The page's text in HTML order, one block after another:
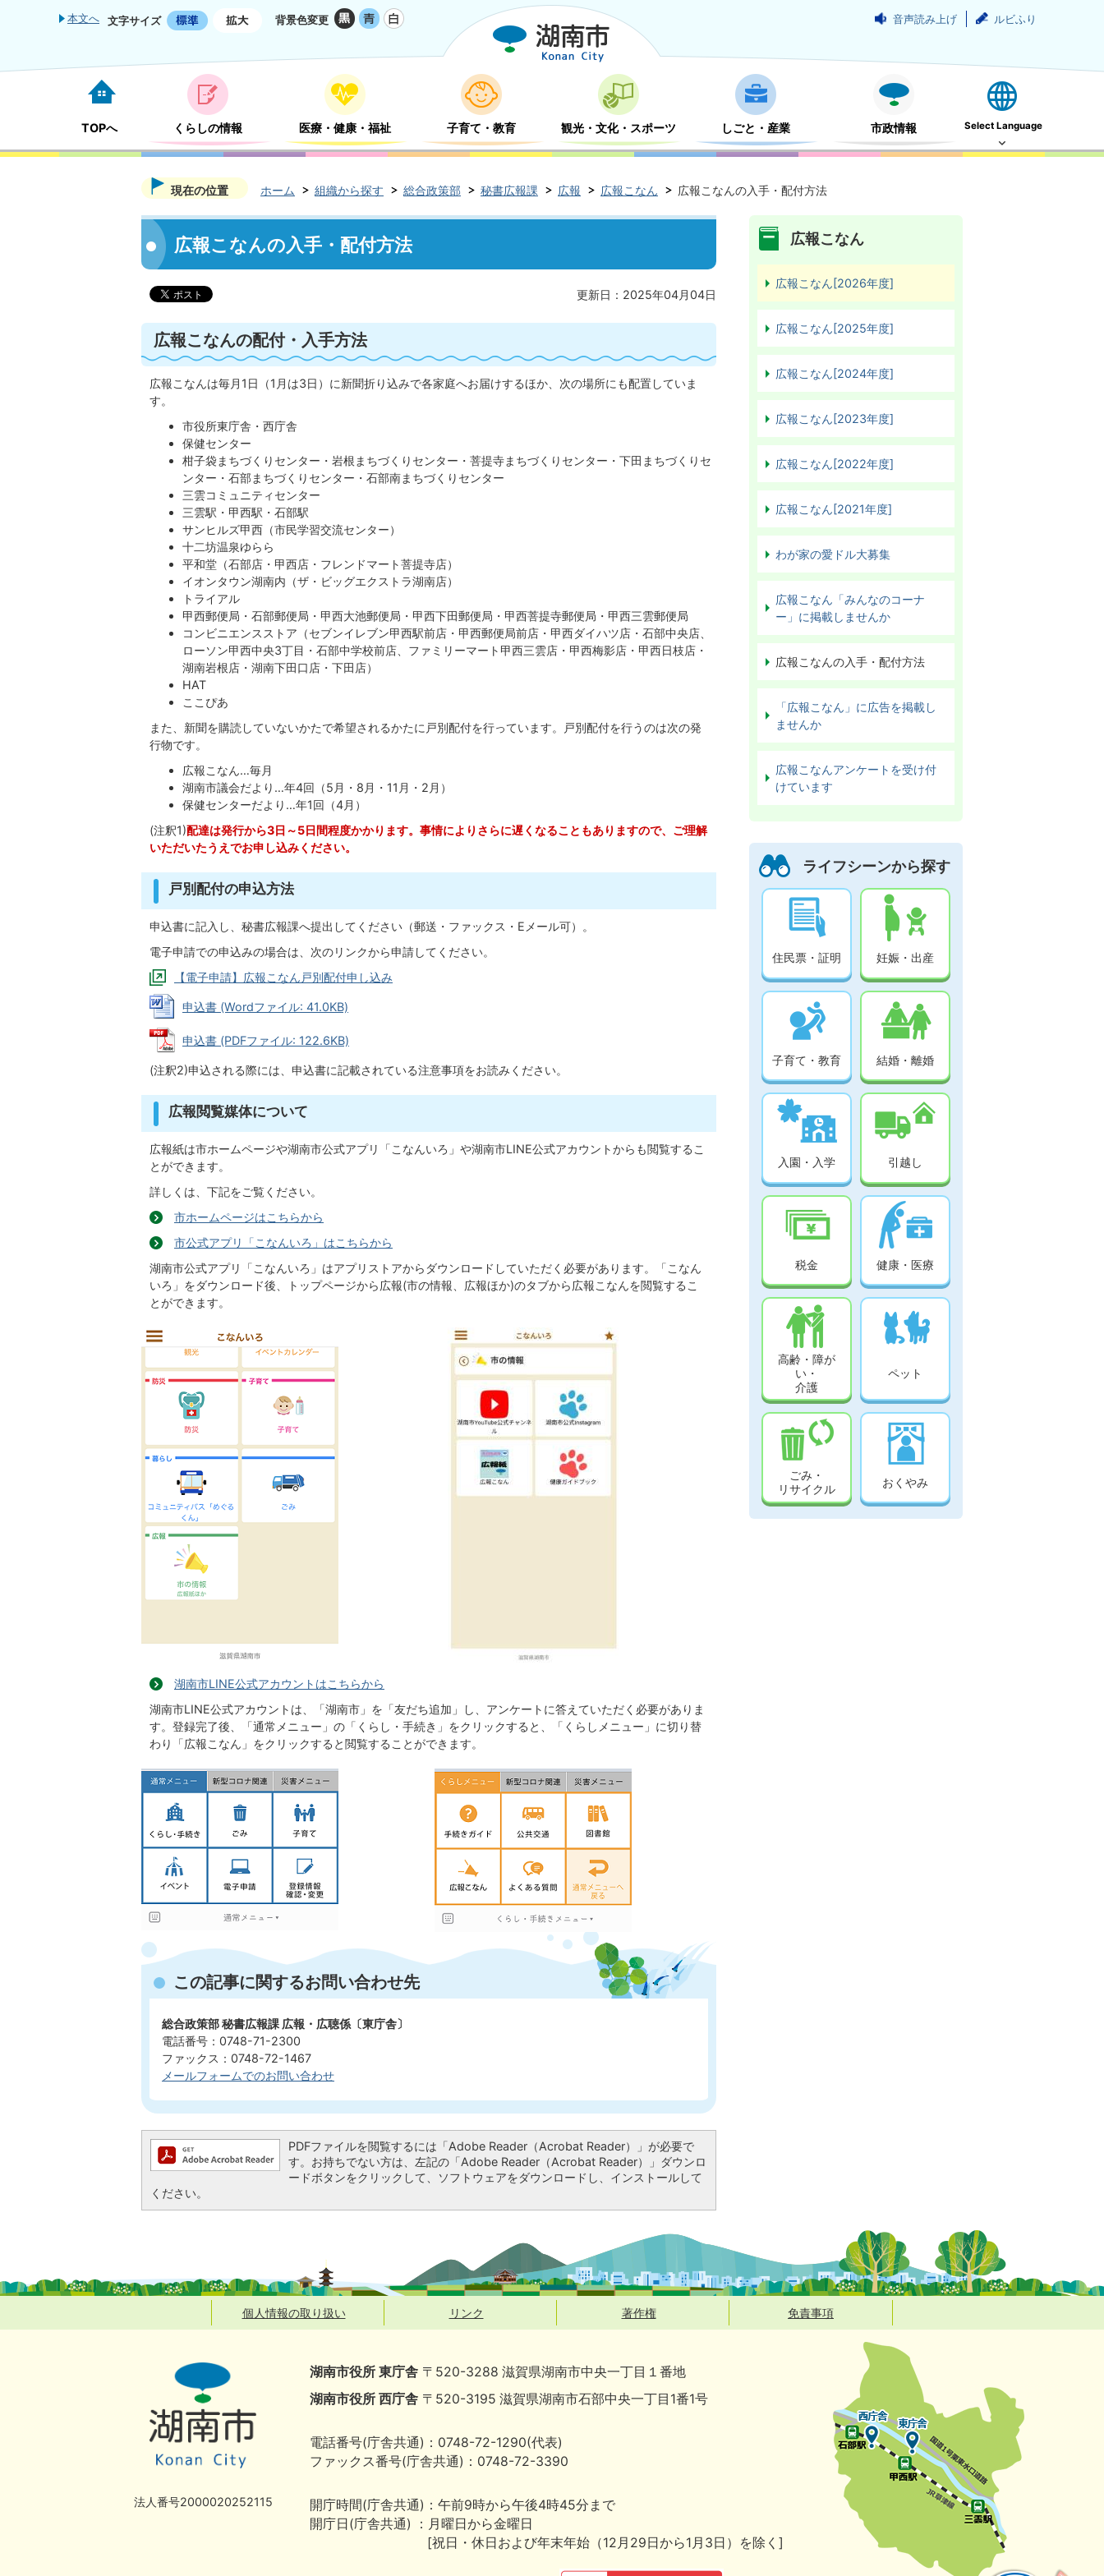
本文へ 文字サイズ 背景色変更 音声読み上げ ルビふり
TOPへ くらしの情報 医療・健康・福祉 子育て・教育 観光・文化・スポーツ しごと・産業 市政情報 Select Language
現在の位置 ホーム 組織から探す 総合政策部 秘書広報課 広報 広報こなん 広報こなんの入手・配付方法
広報こなんの入手・配付方法
更新日：2025年04月04日
広報こなんの配付・入手方法
広報こなんは毎月1日（1月は3日）に新聞折り込みで各家庭へお届けするほか、次の場所にも配置していま
す。
市役所東庁舎・西庁舎
保健センター
柑子袋まちづくりセンター・岩根まちづくりセンター・菩提寺まちづくりセンター・下田まちづくりセ
ンター・石部まちづくりセンター・石部南まちづくりセンター
三雲コミュニティセンター
三雲駅・甲西駅・石部駅
サンヒルズ甲西（市民学習交流センター）
十二坊温泉ゆらら
平和堂（石部店・甲西店・フレンドマート菩提寺店）
イオンタウン湖南内（ザ・ビッグエクストラ湖南店）
トライアル
甲西郵便局・石部郵便局・甲西大池郵便局・甲西下田郵便局・甲西菩提寺郵便局・甲西三雲郵便局
コンビニエンスストア（セブンイレブン甲西駅前店・甲西郵便局前店・甲西ダイハツ店・石部中央店、
ローソン甲西中央3丁目・石部中学校前店、ファミリーマート甲西三雲店・甲西梅影店・甲西日枝店・
湖南岩根店・湖南下田口店・下田店）
HAT
ここぴあ
また、新聞を購読していないかたで希望されるかたに戸別配付を行っています。戸別配付を行うのは次の発
行物です。
広報こなん…毎月
湖南市議会だより…年4回（5月・8月・11月・2月）
保健センターだより…年1回（4月）
(注釈1)配達は発行から3日～5日間程度かかります。事情によりさらに遅くなることもありますので、ご理解
いただいたうえでお申し込みください。
戸別配付の申込方法
申込書に記入し、秘書広報課へ提出してください（郵送・ファックス・Eメール可）。
電子申請での申込みの場合は、次のリンクから申請してください。
【電子申請】広報こなん戸別配付申し込み
申込書 (Wordファイル: 41.0KB)
申込書 (PDFファイル: 122.6KB)
(注釈2)申込される際には、申込書に記載されている注意事項をお読みください。
広報閲覧媒体について
広報紙は市ホームページや湖南市公式アプリ「こなんいろ」や湖南市LINE公式アカウントからも閲覧するこ
とができます。
詳しくは、下記をご覧ください。
市ホームページはこちらから
市公式アプリ「こなんいろ」はこちらから
湖南市公式アプリ「こなんいろ」はアプリストアからダウンロードしていただく必要があります。「こなん
いろ」をダウンロード後、トップページから広報(市の情報、広報ほか)のタブから広報こなんを閲覧するこ
とができます。
湖南市LINE公式アカウントはこちらから
湖南市LINE公式アカウントは、「湖南市」を「友だち追加」し、アンケートに答えていただく必要がありま
す。登録完了後、「通常メニュー」の「くらし・手続き」をクリックすると、「くらしメニュー」に切り替
わり「広報こなん」をクリックすると閲覧することができます。
この記事に関するお問い合わせ先
総合政策部 秘書広報課 広報・広聴係〔東庁舎〕
電話番号：0748-71-2300
ファックス：0748-72-1467
メールフォームでのお問い合わせ
PDFファイルを閲覧するには「Adobe Reader（Acrobat Reader）」が必要で
す。お持ちでない方は、左記の「Adobe Reader（Acrobat Reader）」ダウンロ
ードボタンをクリックして、ソフトウェアをダウンロードし、インストールして
ください。
広報こなん
広報こなん[2026年度]
広報こなん[2025年度]
広報こなん[2024年度]
広報こなん[2023年度]
広報こなん[2022年度]
広報こなん[2021年度]
わが家の愛ドル大募集
広報こなん「みんなのコーナ
ー」に掲載しませんか
広報こなんの入手・配付方法
「広報こなん」に広告を掲載し
ませんか
広報こなんアンケートを受け付
けています
ライフシーンから探す
住民票・証明 妊娠・出産
子育て・教育 結婚・離婚
入園・入学 引越し
税金 健康・医療
高齢・障が
い・
介護
ペット
ごみ・
リサイクル
おくやみ
個人情報の取り扱い リンク 著作権 免責事項
法人番号2000020252115
湖南市役所 東庁舎 〒520-3288 滋賀県湖南市中央一丁目１番地
湖南市役所 西庁舎 〒520-3195 滋賀県湖南市石部中央一丁目1番1号
電話番号(庁舎共通)：0748-72-1290(代表)
ファックス番号(庁舎共通)：0748-72-3390
開庁時間(庁舎共通)：午前9時から午後4時45分まで
開庁日(庁舎共通) ：月曜日から金曜日
[祝日・休日および年末年始（12月29日から1月3日）を除く]